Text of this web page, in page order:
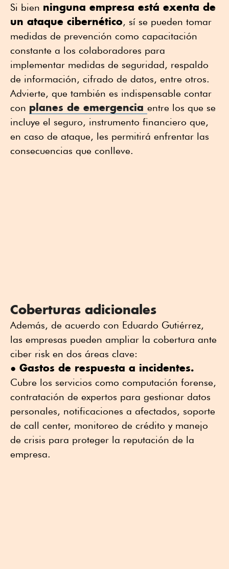
Si bien ninguna empresa está exenta de
un ataque cibernético, sí se pueden tomar
medidas de prevención como capacitación
constante a los colaboradores para
implementar medidas de seguridad, respaldo
de información, cifrado de datos, entre otros.
Advierte, que también es indispensable contar
con planes de emergencia entre los que se
incluye el seguro, instrumento financiero que,
en caso de ataque, les permitirá enfrentar las
consecuencias que conlleve.
Coberturas adicionales
Además, de acuerdo con Eduardo Gutiérrez,
las empresas pueden ampliar la cobertura ante
ciber risk en dos áreas clave:
● Gastos de respuesta a incidentes.
Cubre los servicios como computación forense,
contratación de expertos para gestionar datos
personales, notificaciones a afectados, soporte
de call center, monitoreo de crédito y manejo
de crisis para proteger la reputación de la
empresa.